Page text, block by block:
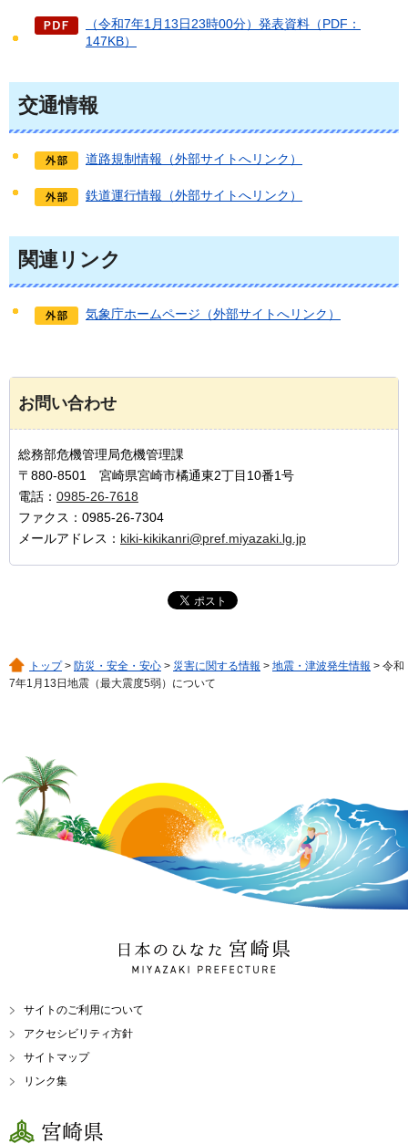
（令和7年1月13日23時00分）発表資料（PDF：
147KB）
交通情報
道路規制情報（外部サイトへリンク）
鉄道運行情報（外部サイトへリンク）
関連リンク
気象庁ホームページ（外部サイトへリンク）
お問い合わせ
総務部危機管理局危機管理課
〒880-8501 宮崎県宮崎市橘通東2丁目10番1号
電話： 0985-26-7618
ファクス：0985-26-7304
メールアドレス： kiki-kikikanri@pref.miyazaki.lg.jp
トップ> 防災・安全・安心 > 災害に関する情報 > 地震・津波発生情報 > 令和
7年1月13日地震（最大震度5弱）について
日本のひなた 宮崎県
MIYAZAKI PREFECTURE
サイトのご利用について
アクセシビリティ方針
サイトマップ
リンク集
宮崎県